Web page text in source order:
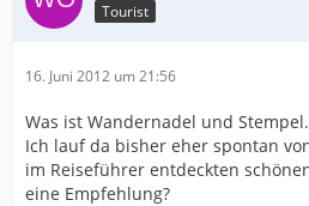
Tourist
16. Juni 2012 um 21:56
Was ist Wandernadel und
Ich lauf da bisher eher spontan
im Reiseführer entdeckten
eine Empfehlung?